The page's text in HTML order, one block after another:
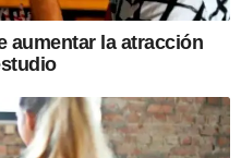
aumentar la atracción